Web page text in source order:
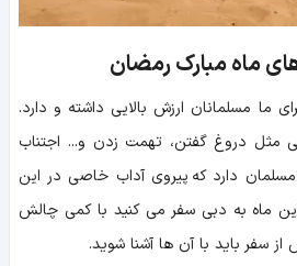
ماه مبارک رمضان
ما مسلمانان ارزش بالایی داشته و دارد.
مثل دروغ گفتن، تهمت زدن و... اجتناب
دارد که پیروی آداب خاصی در این
این ماه به دبی سفر می کنید با کمی چالش
سفر باید با آن ها آشنا شوید.